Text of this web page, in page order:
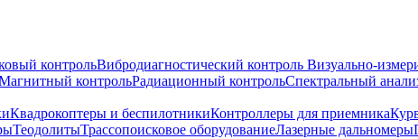
контрольВибродиагностический контроль Визуально-
контрольРадиационный контрольСпектральный
Квадрокоптеры и беспилотникиКонтроллеры для приемника
ТеодолитыТрассопоисковое оборудованиеЛазерные дальномеры